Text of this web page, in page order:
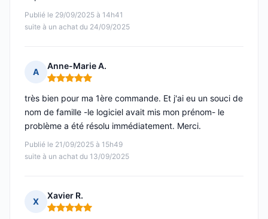
Publié le 29/09/2025 à 14h41
suite à un achat du 24/09/2025
A
Anne-Marie A.
Note : 5 sur 5
Publié le 21/09/2025 à 15h49
suite à un achat du 13/09/2025
très bien pour ma 1ère commande. Et j'ai eu un souci de
nom de famille -le logiciel avait mis mon prénom- le
problème a été résolu immédiatement. Merci.
X
Xavier R.
Note : 5 sur 5